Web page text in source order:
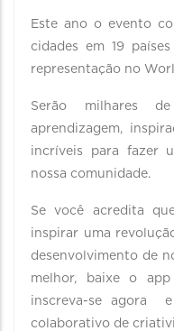
Este ano o evento
cidades em 19
representação no
Serão milhares
aprendizagem,
incríveis para fazer
nossa comunidade.
Se você acredita
inspirar uma
desenvolvimento de
melhor, baixe o
inscreva-se agora
colaborativo de